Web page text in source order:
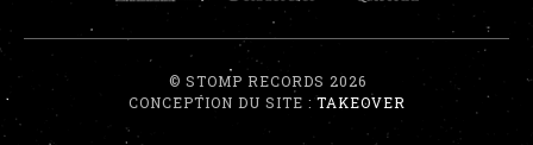
© STOMP RECORDS 2026
CONCEPTION DU SITE : TAKEOVER